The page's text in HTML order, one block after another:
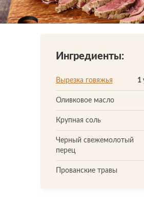
Что-то
Ингредиенты:
Вырезка говяжья 1
Оливковое масло
Крупная соль
Черный свежемолотый
перец
Прованские травы